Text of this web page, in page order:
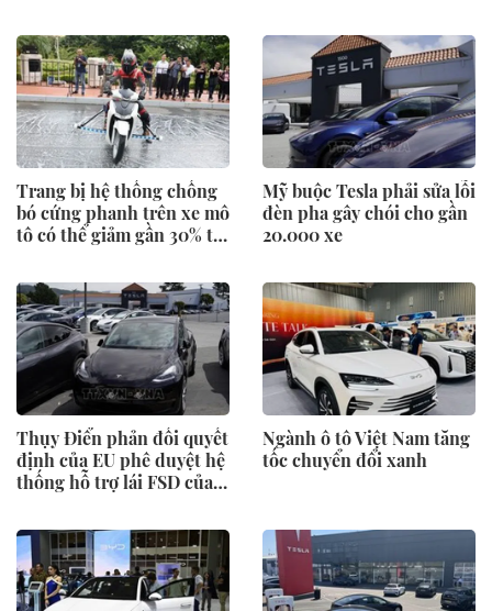
Trang bị hệ thống chống
bó cứng phanh trên xe mô
tô có thể giảm gần 30% tai
Mỹ buộc Tesla phải sửa lỗi
đèn pha gây chói cho gần
20.000 xe
Thụy Điển phản đối quyết
định của EU phê duyệt hệ
thống hỗ trợ lái FSD của
Ngành ô tô Việt Nam tăng
tốc chuyển đổi xanh